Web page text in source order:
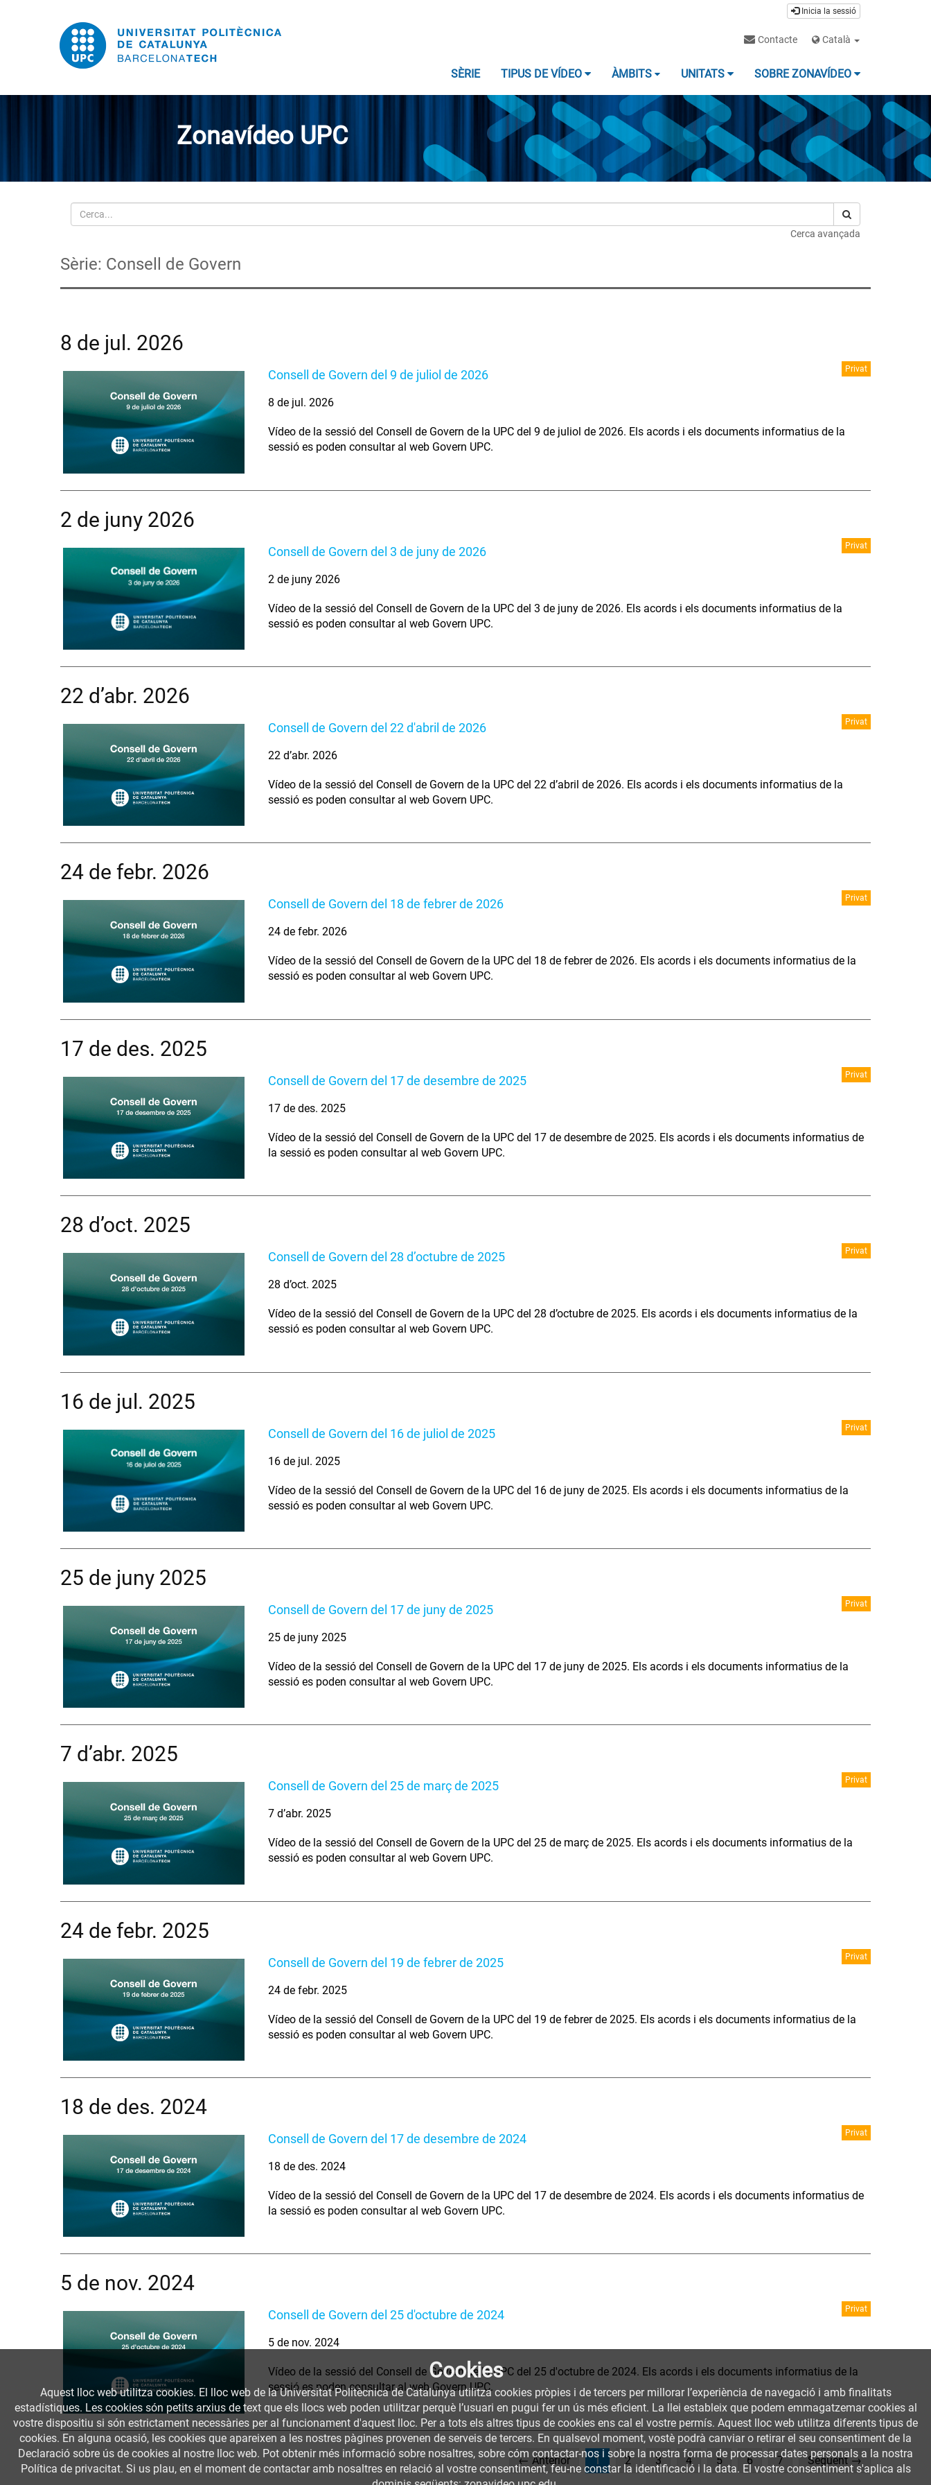
Inicia la sessió
Contacte Català
SÈRIE TIPUS DE VÍDEO ÀMBITS UNITATS SOBRE ZONAVÍDEO
Zonavídeo UPC
Cerca
Cerca avançada
Sèrie: Consell de Govern
8 de jul. 2026
Consell de Govern del 9 de juliol de 2026 Privat
8 de jul. 2026
Vídeo de la sessió del Consell de Govern de la UPC del 9 de juliol de 2026. Els acords i els documents informatius de la
sessió es poden consultar al web Govern UPC.
2 de juny 2026
Consell de Govern del 3 de juny de 2026 Privat
2 de juny 2026
Vídeo de la sessió del Consell de Govern de la UPC del 3 de juny de 2026. Els acords i els documents informatius de la
sessió es poden consultar al web Govern UPC.
22 d’abr. 2026
Consell de Govern del 22 d'abril de 2026 Privat
22 d’abr. 2026
Vídeo de la sessió del Consell de Govern de la UPC del 22 d’abril de 2026. Els acords i els documents informatius de la
sessió es poden consultar al web Govern UPC.
24 de febr. 2026
Consell de Govern del 18 de febrer de 2026 Privat
24 de febr. 2026
Vídeo de la sessió del Consell de Govern de la UPC del 18 de febrer de 2026. Els acords i els documents informatius de la
sessió es poden consultar al web Govern UPC.
17 de des. 2025
Consell de Govern del 17 de desembre de 2025 Privat
17 de des. 2025
Vídeo de la sessió del Consell de Govern de la UPC del 17 de desembre de 2025. Els acords i els documents informatius de
la sessió es poden consultar al web Govern UPC.
28 d’oct. 2025
Consell de Govern del 28 d’octubre de 2025 Privat
28 d’oct. 2025
Vídeo de la sessió del Consell de Govern de la UPC del 28 d’octubre de 2025. Els acords i els documents informatius de la
sessió es poden consultar al web Govern UPC.
16 de jul. 2025
Consell de Govern del 16 de juliol de 2025 Privat
16 de jul. 2025
Vídeo de la sessió del Consell de Govern de la UPC del 16 de juny de 2025. Els acords i els documents informatius de la
sessió es poden consultar al web Govern UPC.
25 de juny 2025
Consell de Govern del 17 de juny de 2025 Privat
25 de juny 2025
Vídeo de la sessió del Consell de Govern de la UPC del 17 de juny de 2025. Els acords i els documents informatius de la
sessió es poden consultar al web Govern UPC.
7 d’abr. 2025
Consell de Govern del 25 de març de 2025 Privat
7 d’abr. 2025
Vídeo de la sessió del Consell de Govern de la UPC del 25 de març de 2025. Els acords i els documents informatius de la
sessió es poden consultar al web Govern UPC.
24 de febr. 2025
Consell de Govern del 19 de febrer de 2025 Privat
24 de febr. 2025
Vídeo de la sessió del Consell de Govern de la UPC del 19 de febrer de 2025. Els acords i els documents informatius de la
sessió es poden consultar al web Govern UPC.
18 de des. 2024
Consell de Govern del 17 de desembre de 2024 Privat
18 de des. 2024
Vídeo de la sessió del Consell de Govern de la UPC del 17 de desembre de 2024. Els acords i els documents informatius de
la sessió es poden consultar al web Govern UPC.
5 de nov. 2024
Consell de Govern del 25 d'octubre de 2024 Privat
5 de nov. 2024
Vídeo de la sessió del Consell de Govern de la UPC del 25 d'octubre de 2024. Els acords i els documents informatius de la
sessió es poden consultar al web Govern UPC.
← Anterior 1 (current)
2 3 4 5 6 7 Següent →
Cookies
Aquest lloc web utilitza cookies. El lloc web de la Universitat Politècnica de Catalunya utilitza cookies pròpies i de tercers per millorar l’experiència de navegació i amb finalitats
estadístiques. Les cookies són petits arxius de text que els llocs web poden utilitzar perquè l’usuari en pugui fer un ús més eficient. La llei estableix que podem emmagatzemar cookies al
vostre dispositiu si són estrictament necessàries per al funcionament d'aquest lloc. Per a tots els altres tipus de cookies ens cal el vostre permís. Aquest lloc web utilitza diferents tipus de
cookies. En alguna ocasió, les cookies que apareixen a les nostres pàgines provenen de serveis de tercers. En qualsevol moment, vostè podrà canviar o retirar el seu consentiment de la
Declaració sobre ús de cookies al nostre lloc web. Pot obtenir més informació sobre nosaltres, sobre cóm contactar-nos i sobre la nostra forma de processar dates personals a la nostra
Política de privacitat. Si us plau, en el moment de contactar amb nosaltres en relació al vostre consentiment, feu-ne constar la identificació i la data. El vostre consentiment s'aplica als